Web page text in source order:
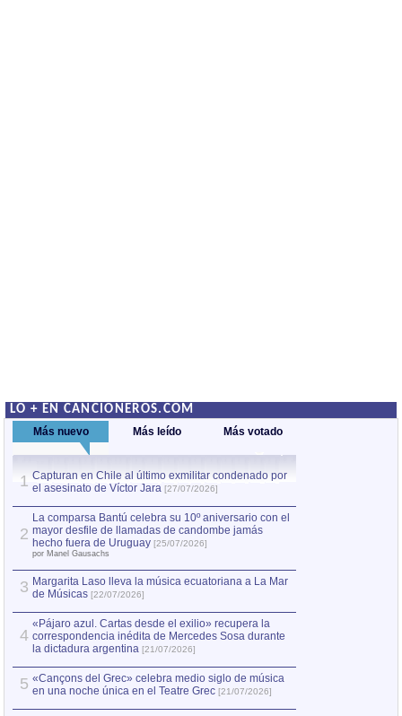
LO + EN CANCIONEROS.COM
Más nuevo Más leído Más votado
1 Capturan en Chile al último exmilitar condenado por
el asesinato de Víctor Jara [27/07/2026]
2
La comparsa Bantú celebra su 10º aniversario con el
mayor desfile de llamadas de candombe jamás
hecho fuera de Uruguay [25/07/2026]
por Manel Gausachs
3 Margarita Laso lleva la música ecuatoriana a La Mar
de Músicas [22/07/2026]
4
«Pájaro azul. Cartas desde el exilio» recupera la
correspondencia inédita de Mercedes Sosa durante
la dictadura argentina [21/07/2026]
5 «Cançons del Grec» celebra medio siglo de música
en una noche única en el Teatre Grec [21/07/2026]